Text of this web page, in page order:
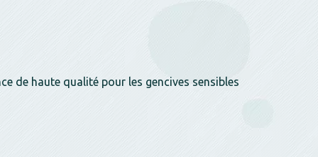
de haute qualité pour les gencives sensibles